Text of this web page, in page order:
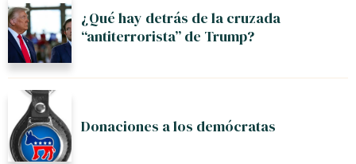
¿Qué hay detrás de la cruzada
“antiterrorista” de Trump?
Donaciones a los demócratas